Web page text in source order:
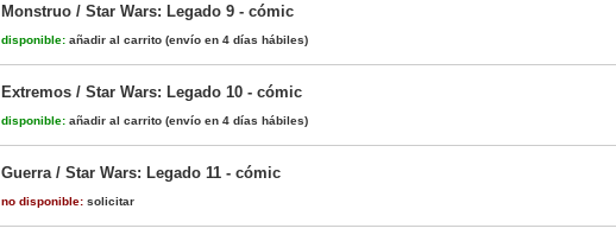
Monstruo / Star Wars: Legado 9 - cómic
disponible: añadir al carrito (envío en 4 días hábiles)
Extremos / Star Wars: Legado 10 - cómic
disponible: añadir al carrito (envío en 4 días hábiles)
Guerra / Star Wars: Legado 11 - cómic
no disponible: solicitar